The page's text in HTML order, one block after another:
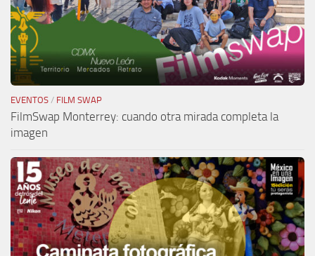
EVENTOS / FILM SWAP
FilmSwap Monterrey: cuando otra mirada completa la
imagen